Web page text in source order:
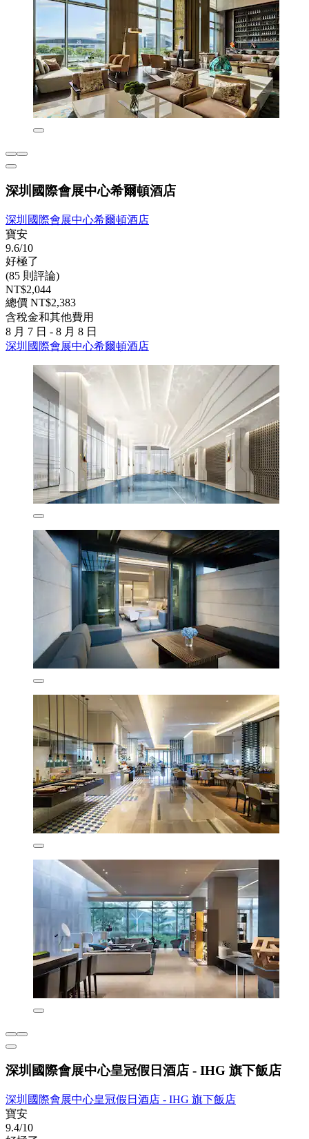
深圳國際會展中心希爾頓酒店
深圳國際會展中心希爾頓酒店
寶安
9.6/10
好極了
(85 則評論)
NT$2,044
總價 NT$2,383
含稅金和其他費用
8 月 7 日 - 8 月 8 日
深圳國際會展中心希爾頓酒店
深圳國際會展中心皇冠假日酒店 - IHG 旗下飯店
深圳國際會展中心皇冠假日酒店 - IHG 旗下飯店
寶安
9.4/10